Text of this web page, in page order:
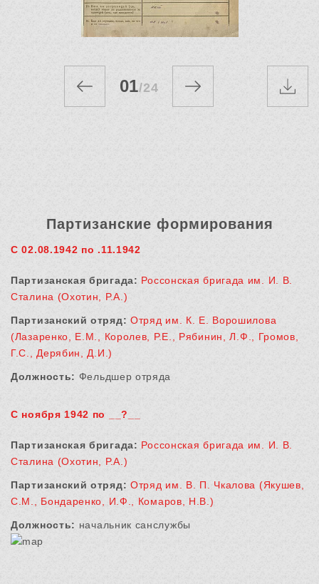
01/24
Партизанские формирования
С 02.08.1942 по .11.1942
Партизанская бригада: Россонская бригада им. И. В.
Сталина (Охотин, Р.А.)
Партизанский отряд: Отряд им. К. Е. Ворошилова
(Лазаренко, Е.М., Королев, Р.Е., Рябинин, Л.Ф., Громов,
Г.С., Дерябин, Д.И.)
Должность: Фельдшер отряда
С ноября 1942 по __?__
Партизанская бригада: Россонская бригада им. И. В.
Сталина (Охотин, Р.А.)
Партизанский отряд: Отряд им. В. П. Чкалова (Якушев,
С.М., Бондаренко, И.Ф., Комаров, Н.В.)
Должность: начальник санслужбы